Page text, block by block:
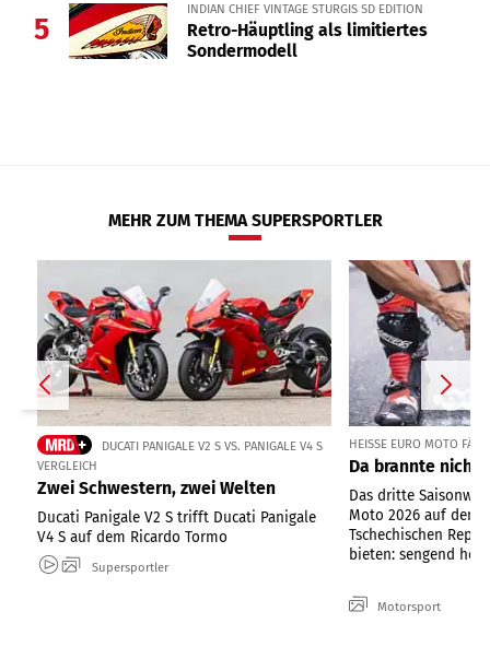
5
INDIAN CHIEF VINTAGE STURGIS SD EDITION
Retro-Häuptling als limitiertes
Sondermodell
MEHR ZUM THEMA SUPERSPORTLER
DUCATI PANIGALE V2 S VS. PANIGALE V4 S
VERGLEICH
Zwei Schwestern, zwei Welten
Ducati Panigale V2 S trifft Ducati Panigale
V4 S auf dem Ricardo Tormo
Supersportler
HEISSE EURO MOTO
Da brannte nicht
Das dritte
Moto 2026 auf dem
Tschechischen
bieten: sengend
Motorsport